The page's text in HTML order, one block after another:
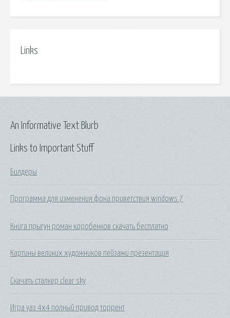
Links
Links to Important Stuff
Билдеры
Программа для изменения фона приветствия windows 7
Книга прыгун роман коробенков скачать бесплатно
Картины великих художников пейзажи презентация
Скачать сталкер clear sky
Игра уаз 4х4 полный привод торрент
An Informative Text Blurb